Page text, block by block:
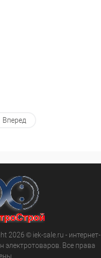
Вперед
2026 © iek-sale.ru - интернет-
электротоваров. Все права